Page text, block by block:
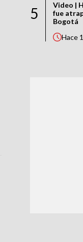
5
Video |
fue
Bogotá
Hace